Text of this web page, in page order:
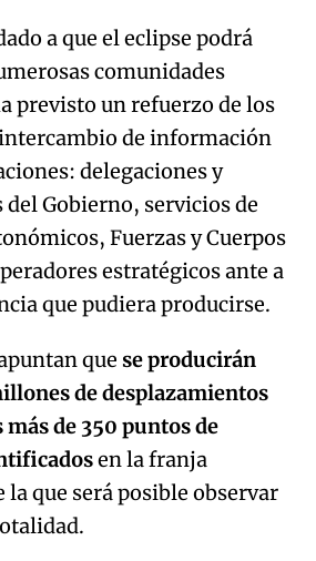
a que el eclipse podrá
comunidades
previsto un refuerzo de los
de información
delegaciones y
del Gobierno, servicios de
Fuerzas y Cuerpos
estratégicos ante a
que pudiera producirse.
que se producirán
de desplazamientos
más de 350 puntos de
en la franja
la que será posible observar